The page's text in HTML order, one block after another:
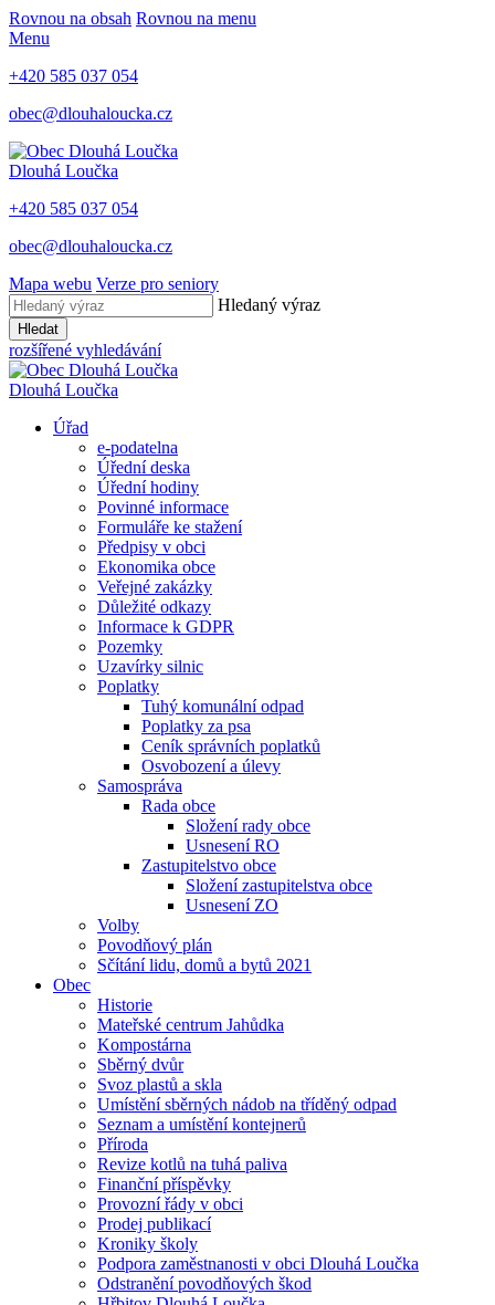
Rovnou na obsah Rovnou na menu
Menu
+420 585 037 054
obec@dlouhaloucka.cz
Dlouhá Loučka
+420 585 037 054
obec@dlouhaloucka.cz
Mapa webu Verze pro seniory
Hledaný výraz
Hledat
rozšířené vyhledávání
Dlouhá Loučka
Úřad
e-podatelna
Úřední deska
Úřední hodiny
Povinné informace
Formuláře ke stažení
Předpisy v obci
Ekonomika obce
Veřejné zakázky
Důležité odkazy
Informace k GDPR
Pozemky
Uzavírky silnic
Poplatky
Tuhý komunální odpad
Poplatky za psa
Ceník správních poplatků
Osvobození a úlevy
Samospráva
Rada obce
Složení rady obce
Usnesení RO
Zastupitelstvo obce
Složení zastupitelstva obce
Usnesení ZO
Volby
Povodňový plán
Sčítání lidu, domů a bytů 2021
Obec
Historie
Mateřské centrum Jahůdka
Kompostárna
Sběrný dvůr
Svoz plastů a skla
Umístění sběrných nádob na tříděný odpad
Seznam a umístění kontejnerů
Příroda
Revize kotlů na tuhá paliva
Finanční příspěvky
Provozní řády v obci
Prodej publikací
Kroniky školy
Podpora zaměstnanosti v obci Dlouhá Loučka
Odstranění povodňových škod